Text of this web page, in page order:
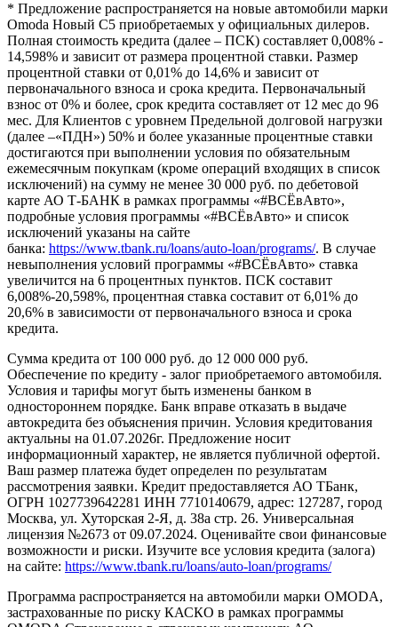
* Предложение распространяется на новые автомобили марки
Omoda Новый C5 приобретаемых у официальных дилеров.
Полная стоимость кредита (далее – ПСК) составляет 0,008% -
14,598% и зависит от размера процентной ставки. Размер
процентной ставки от 0,01% до 14,6% и зависит от
первоначального взноса и срока кредита. Первоначальный
взнос от 0% и более, срок кредита составляет от 12 мес до 96
мес. Для Клиентов с уровнем Предельной долговой нагрузки
(далее –«ПДН») 50% и более указанные процентные ставки
достигаются при выполнении условия по обязательным
ежемесячным покупкам (кроме операций входящих в список
исключений) на сумму не менее 30 000 руб. по дебетовой
карте АО Т-БАНК в рамках программы «#ВСЁвАвто»,
подробные условия программы «#ВСЁвАвто» и список
исключений указаны на сайте
банка: https://www.tbank.ru/loans/auto-loan/programs/. В случае
невыполнения условий программы «#ВСЁвАвто» ставка
увеличится на 6 процентных пунктов. ПСК составит
6,008%-20,598%, процентная ставка составит от 6,01% до
20,6% в зависимости от первоначального взноса и срока
кредита.
Сумма кредита от 100 000 руб. до 12 000 000 руб.
Обеспечение по кредиту - залог приобретаемого автомобиля.
Условия и тарифы могут быть изменены банком в
одностороннем порядке. Банк вправе отказать в выдаче
автокредита без объяснения причин. Условия кредитования
актуальны на 01.07.2026г. Предложение носит
информационный характер, не является публичной офертой.
Ваш размер платежа будет определен по результатам
рассмотрения заявки. Кредит предоставляется АО ТБанк,
ОГРН 1027739642281 ИНН 7710140679, адрес: 127287, город
Москва, ул. Хуторская 2-Я, д. 38а стр. 26. Универсальная
лицензия №2673 от 09.07.2024. Оценивайте свои финансовые
возможности и риски. Изучите все условия кредита (залога)
на сайте: https://www.tbank.ru/loans/auto-loan/programs/
Программа распространяется на автомобили марки OMODA,
застрахованные по риску КАСКО в рамках программы